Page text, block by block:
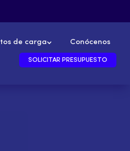
de carga Conócenos
SOLICITAR PRESUPUESTO